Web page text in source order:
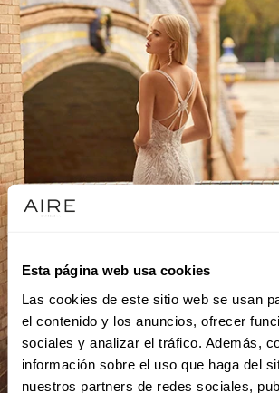
Esta página web usa cookies
Las cookies de este sitio web se usan
el contenido y los anuncios, ofrecer
sociales y analizar el tráfico. Además,
información sobre el uso que haga del
nuestros partners de redes sociales,